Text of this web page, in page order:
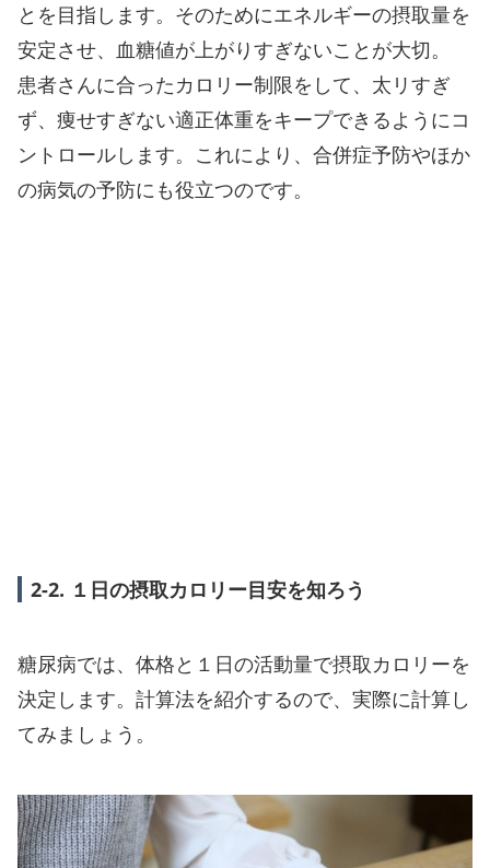
とを目指します。そのためにエネルギーの摂取量を
安定させ、血糖値が上がりすぎないことが大切。
患者さんに合ったカロリー制限をして、太リすぎ
ず、痩せすぎない適正体重をキープできるようにコ
ントロールします。これにより、合併症予防やほか
の病気の予防にも役立つのです。
2-2. １日の摂取カロリー目安を知ろう
糖尿病では、体格と１日の活動量で摂取カロリーを
決定します。計算法を紹介するので、実際に計算し
てみましょう。